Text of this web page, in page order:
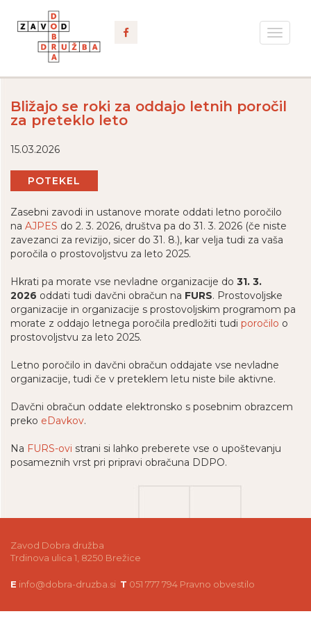
Toggle
Bližajo se roki za oddajo letnih poročil
za preteklo leto
15.03.2026
POTEKEL
Zasebni zavodi in ustanove morate oddati letno poročilo
na AJPES do 2. 3. 2026, društva pa do 31. 3. 2026 (če niste
zavezanci za revizijo, sicer do 31. 8.), kar velja tudi za vaša
poročila o prostovoljstvu za leto 2025.
Hkrati pa morate vse nevladne organizacije do 31. 3.
2026 oddati tudi davčni obračun na FURS. Prostovoljske
organizacije in organizacije s prostovoljskim programom pa
morate z oddajo letnega poročila predložiti tudi poročilo o
prostovoljstvu za leto 2025.
Letno poročilo in davčni obračun oddajate vse nevladne
organizacije, tudi če v preteklem letu niste bile aktivne.
Davčni obračun oddate elektronsko s posebnim obrazcem
preko eDavkov.
Na FURS-ovi strani si lahko preberete vse o upoštevanju
posameznih vrst pri pripravi obračuna DDPO.
Zavod Dobra družba
Trdinova ulica 1, 8250 Brežice
E info@dobra-druzba.si T 051 777 794 Pravno obvestilo